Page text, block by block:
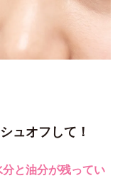
ュオフして！
と油分が残ってい